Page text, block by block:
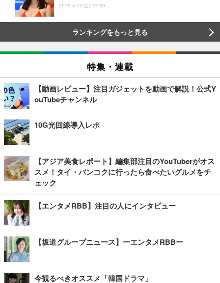
2019.5.10(金) 13:39
ランキングをもっと見る
特集・連載
【動画レビュー】注目ガジェットを動画で解説！公式Y
ouTubeチャンネル
10G光回線導入レポ
【アジア美食レポート】編集部注目のYouTuberがオス
スメ！タイ・バンコクに行ったら食べたいグルメをチ
ェック
【エンタメRBB】注目の人にインタビュー
【坂道グループニュース】ーエンタメRBBー
今観るべきオススメ「韓国ドラマ」